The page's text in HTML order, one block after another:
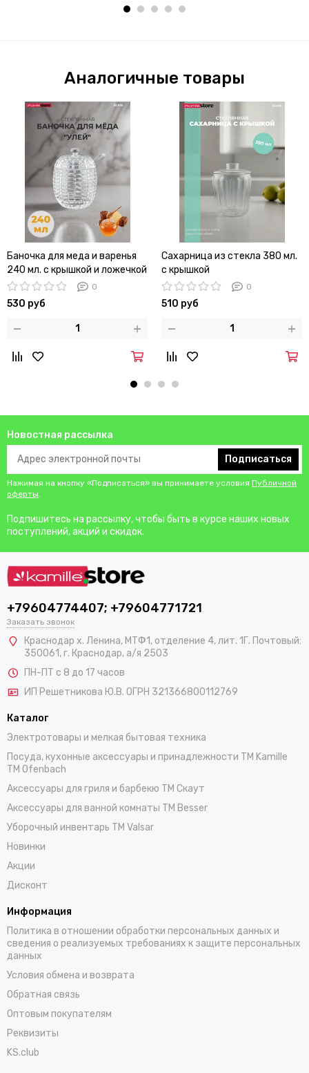
Аналогичные товары
Баночка для меда и варенья
240 мл. с крышкой и ложечкой
0
530 руб
Сахарница из стекла 380 мл.
с крышкой
0
510 руб
Новостная рассылка
Подписаться
Нажимая на кнопку «Подписаться» вы принимаете условия Публичной
оферты.
Подпишитесь на рассылку, чтобы быть в курсе наших новых
поступлений, акций и скидок.
+79604774407; +79604771721
Заказать звонок
Краснодар х. Ленина, МТФ1, отделение 4, лит. 1Г. Почтовый:
350061, г. Краснодар, а/я 2503
ПН-ПТ с 8 до 17 часов
ИП Решетникова Ю.В. ОГРН 321366800112769
Каталог
Электротовары и мелкая бытовая техника
Посуда, кухонные аксессуары и принадлежности TM Kamille
TM Ofenbach
Аксессуары для гриля и барбекю TM Скаут
Аксессуары для ванной комнаты TM Besser
Уборочный инвентарь TM Valsar
Новинки
Акции
Дисконт
Информация
Политика в отношении обработки персональных данных и
сведения о реализуемых требованиях к защите персональных
данных
Условия обмена и возврата
Обратная связь
Оптовым покупателям
Реквизиты
KS.club